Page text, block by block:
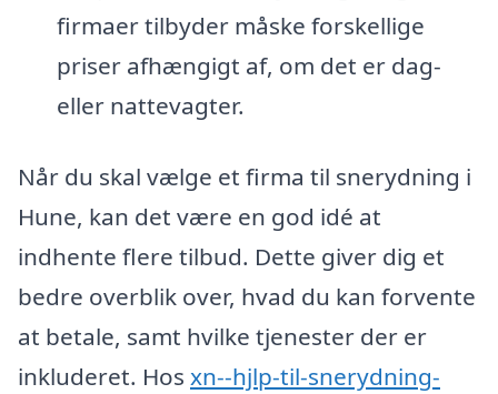
firmaer tilbyder måske forskellige
priser afhængigt af, om det er dag-
eller nattevagter.
Når du skal vælge et firma til snerydning i
Hune, kan det være en god idé at
indhente flere tilbud. Dette giver dig et
bedre overblik over, hvad du kan forvente
at betale, samt hvilke tjenester der er
inkluderet. Hos xn--hjlp-til-snerydning-